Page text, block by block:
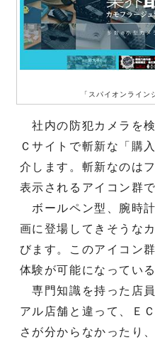
「スパイオンライ
社内の防犯カメラを
Ｃサイトで斬新な「購
介します。斬新なのは
表示されるアイコン群で
ボールペン型、腕時
画に登場してきそうな
びます。このアイコン
体験が可能になってい
専門知識を持った店
アル店舗と違って、Ｅ
さが分からなかったり